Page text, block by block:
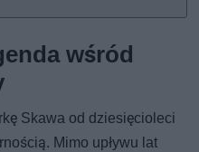
wśród
Skawa od dziesięcioleci
Mimo upływu lat